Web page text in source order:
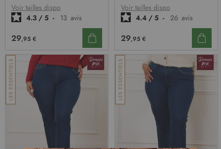
D’ENVIE
Voir tailles dispo
4.3 / 5 - 13 avis
29,95 €
Voir tailles dispo
4.4 / 5 - 26 avis
29,95 €